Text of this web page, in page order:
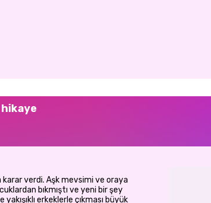
karar verdi. Aşk mevsimi ve oraya
bıkmıştı ve yeni bir şey
erkeklerle çıkması büyük